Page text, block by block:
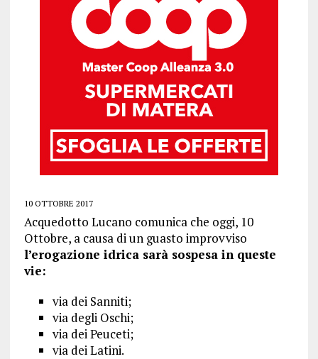
10 OTTOBRE 2017
Acquedotto Lucano comunica che oggi, 10
Ottobre, a causa di un guasto improvviso
l’erogazione idrica sarà sospesa in queste
vie:
via dei Sanniti;
via degli Oschi;
via dei Peuceti;
via dei Latini.